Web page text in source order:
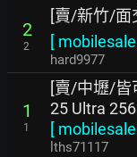
2
2
[賣/新竹/面
[
hard9977
1
1
[賣/中壢/皆
25 Ultra
[
lths71117